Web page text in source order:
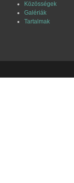
Közösségek
Galériák
Tartalmak